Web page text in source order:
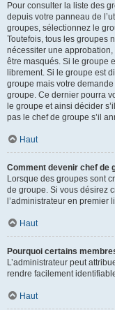
Pour consulter la liste des
depuis votre panneau de
groupes, sélectionnez le
Toutefois, tous les groupes
nécessiter une approbation,
être masqués. Si le groupe
librement. Si le groupe est
groupe mais votre
groupe. Ce dernier pourra
le groupe et ainsi décider
pas le chef de groupe s’il
Haut
Comment devenir chef de
Lorsque des groupes sont
de groupe. Si vous désirez
l’administrateur en
Haut
Pourquoi certains
L’administrateur peut
rendre facilement
Haut